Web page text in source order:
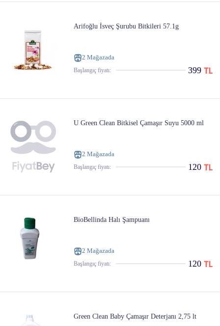
Arifoğlu İsveç Şurubu Bitkileri 57.1g
2 Mağazada
Başlangıç ​​fiyatı: 399
U Green Clean Bitkisel Çamaşır Suyu 5000 ml
2 Mağazada
Başlangıç ​​fiyatı: 120
BioBellinda Halı Şampuanı
2 Mağazada
Başlangıç ​​fiyatı: 120
Green Clean Baby Çamaşır Deterjanı 2,75 lt